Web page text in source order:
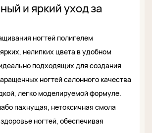
и яркий уход за
ногтей полигелем
нелипких цвета в удобном
подходящих для создания
ногтей салонного качества
легко моделируемой формуле.
пахнущая, нетоксичная смола
ногтей, обеспечивая